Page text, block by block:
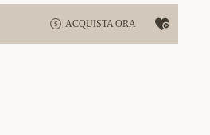
ACQUISTA ORA